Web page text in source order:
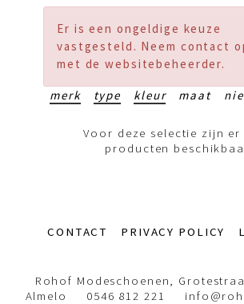
Er is een ongeldige keuze
vastgesteld. Neem contact
met de websitebeheerder.
merk type kleur maat
Voor deze selectie zijn er
producten
Footer-CONTACT PRIVACY POLICY
Rohof Modeschoenen,
Almelo 0546 812 221